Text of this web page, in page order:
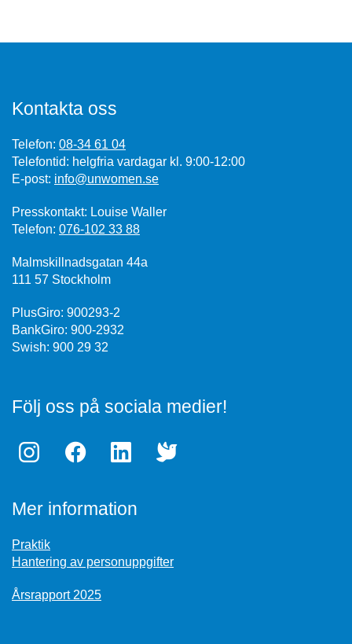
Kontakta oss
Telefon: 08-34 61 04
Telefontid: helgfria vardagar kl. 9:00-12:00
E-post: info@unwomen.se
Presskontakt: Louise Waller
Telefon: 076-102 33 88
Malmskillnadsgatan 44a
111 57 Stockholm
PlusGiro: 900293-2
BankGiro: 900-2932
Swish: 900 29 32
Följ oss på sociala medier!
Mer information
Praktik
Hantering av personuppgifter
Årsrapport 2025